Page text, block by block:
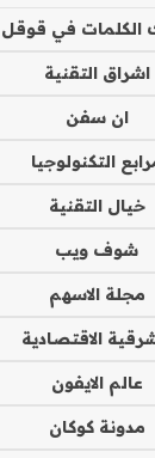
في قوقل
اشراق التقنية
ان سفن
التكنولوجيا
خيال التقنية
شوف ويب
مجلة الاسهم
الاقتصادية
عالم الايفون
مدونة كوكان